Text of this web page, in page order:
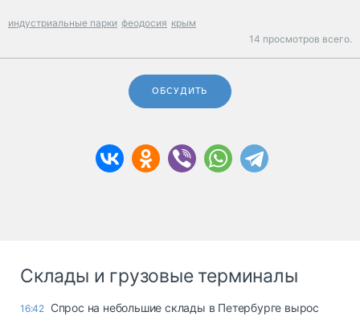
индустриальные парки феодосия крым
14 просмотров всего.
ОБСУДИТЬ
Склады и грузовые терминалы
16:42 Спрос на небольшие склады в Петербурге вырос